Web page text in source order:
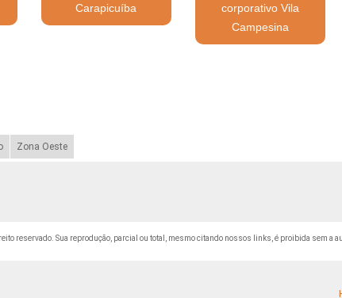
Carapicuíba
corporativo Vila
Campesina
Zona Oeste
reservado. Sua reprodução, parcial ou total, mesmo citando nossos links, é proibida sem a